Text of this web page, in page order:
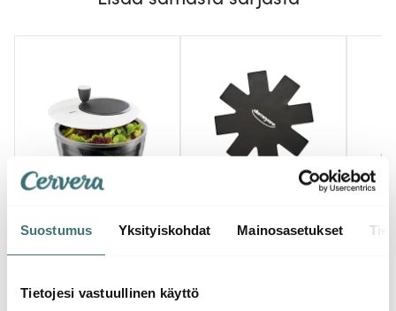
Suostumus Yksityiskohdat Mainosasetukset
Tietojesi vastuullinen käyttö
Gefu
Muutama jäljellä
40 cm 2 kpl